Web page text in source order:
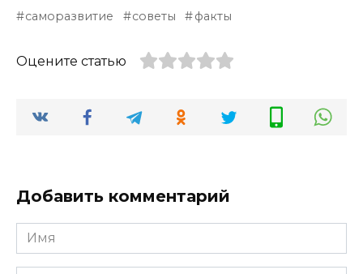
саморазвитие советы факты
Оцените статью
Добавить комментарий
Имя
*